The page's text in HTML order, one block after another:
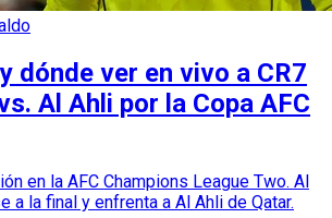
dónde ver en vivo a CR7
Al Ahli por la Copa AFC
en la AFC Champions League Two. Al
a la final y enfrenta a Al Ahli de Qatar.